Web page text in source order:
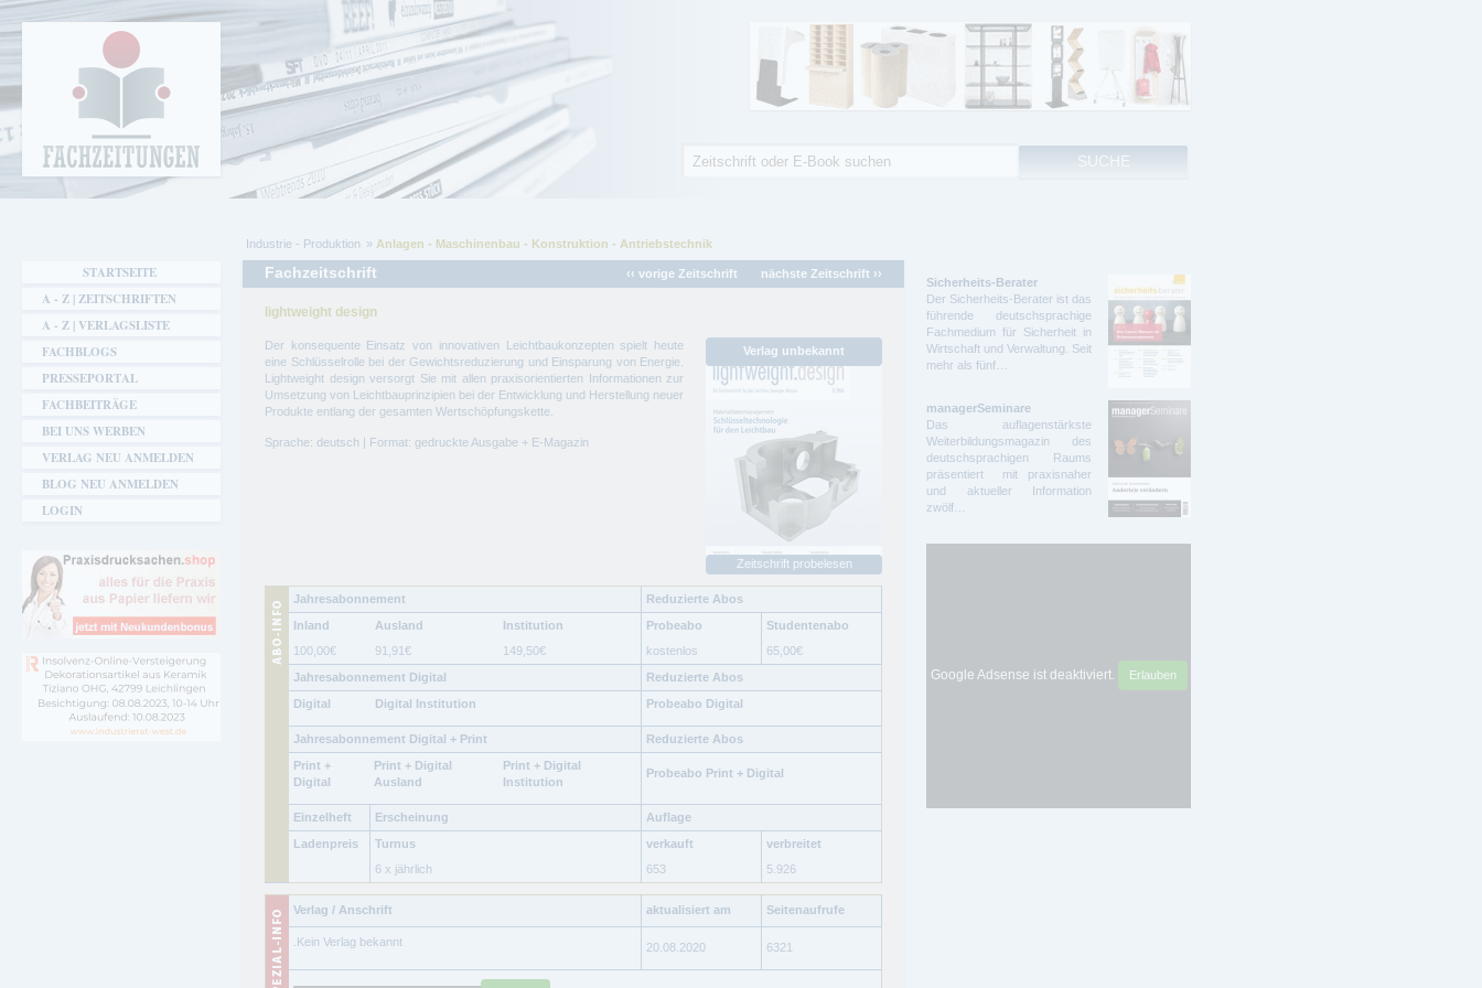
Fachzeitungen.de - Das unabhängige Portal
für Fachmagazine Fachpublikationen &
eBooks
Sie sind hier
Industrie - Produktion Anlagen - Maschinenbau - Konstruktion - Antriebstechnik
Fachzeitschrift ‹‹ vorige Zeitschrift nächste Zeitschrift ››
lightweight design
Zeitschrift probelesen
Der konsequente Einsatz von innovativen Leichtbaukonzepten spielt heute
eine Schlüsselrolle bei der Gewichtsreduzierung und Einsparung von Energie.
Lightweight design versorgt Sie mit allen praxisorientierten Informationen zur
Umsetzung von Leichtbauprinzipien bei der Entwicklung und Herstellung neuer
Produkte entlang der gesamten Wertschöpfungskette.
Sprache: deutsch | Format: gedruckte Ausgabe + E-Magazin
Jahresabonnement
Reduzierte Abos
Inland
Ausland Institution Probeabo
Studentenabo
100,00€ 91,91€ 149,50€ kostenlos 65,00€
Jahresabonnement Digital
Reduzierte Abos
Digital
Digital Institution Probeabo Digital
Jahresabonnement Digital + Print
Reduzierte Abos
Print +
Digital
Print + Digital
Ausland
Print + Digital
Institution
Probeabo Print + Digital
Einzelheft Erscheinung
Auflage
Ladenpreis
Turnus verkauft
verbreitet
6 x jährlich
653 5.926
Verlag / Anschrift aktualisiert am Seitenaufrufe
.Kein Verlag bekannt 20.08.2020 6321
STARTSEITE
A - Z | ZEITSCHRIFTEN
A - Z | VERLAGSLISTE
FACHBLOGS
PRESSEPORTAL
FACHBEITRÄGE
BEI UNS WERBEN
VERLAG NEU ANMELDEN
BLOG NEU ANMELDEN
LOGIN
Sicherheits-Berater
Der Sicherheits-Berater ist das
führende deutschsprachige
Fachmedium für Sicherheit in
Wirtschaft und Verwaltung. Seit
mehr als fünf…
managerSeminare
Das auflagenstärkste
Weiterbildungsmagazin des
deutschsprachigen Raums
präsentiert mit praxisnaher
und aktueller Information
zwölf…
Google Adsense ist deaktiviert. Erlauben